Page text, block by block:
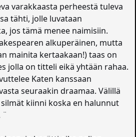
varakkaasta perheestä tuleva
tähti, jolle luvataan
jos tämä menee naimisiin.
alkuperäinen, mutta
mainita kertaakaan!) taas on
jolla on titteli eikä yhtään rahaa.
Katen kanssaan
seuraakin draamaa. Välillä
kiinni koska en halunnut